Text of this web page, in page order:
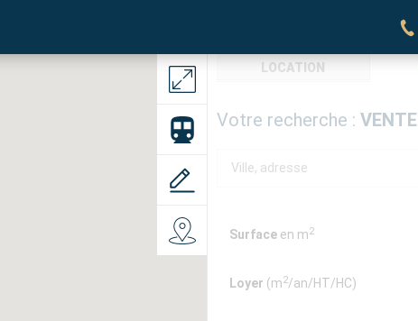
LOCATION
Votre recherche :
Surface en m2
Loyer (m2/an/HT/HC)